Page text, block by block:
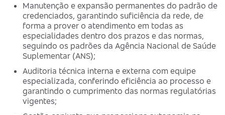
Manutenção e expansão permanentes do padrão de
credenciados, garantindo suficiência da rede, de
forma a prover o atendimento em todas as
especialidades dentro dos prazos e das normas,
seguindo os padrões da Agência Nacional de Saúde
Suplementar (ANS);
Auditoria técnica interna e externa com equipe
especializada, conferindo eficiência ao processo e
garantindo o cumprimento das normas regulatórias
vigentes;